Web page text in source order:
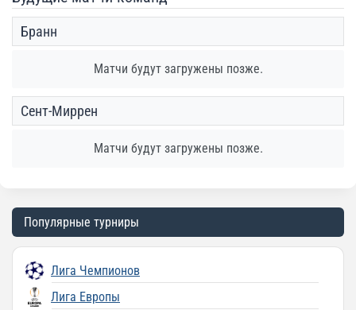
Бранн
Матчи будут загружены позже.
Сент-Миррен
Матчи будут загружены позже.
Популярные турниры
Лига Чемпионов
Лига Европы